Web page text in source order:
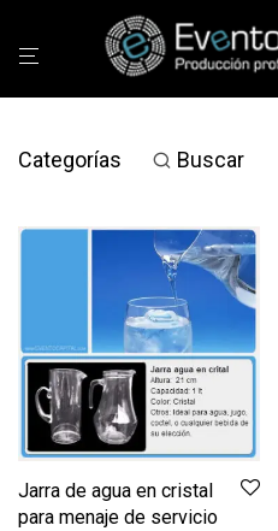
Categorías Buscar
Jarra de agua en cristal
para menaje de servicio